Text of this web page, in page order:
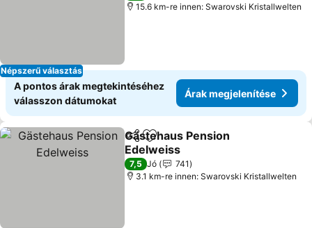
Népszerű választás
15.6 km-re innen: Swarovski Kristallwelten
A pontos árak megtekintéséhez
válasszon dátumokat
Árak megjelenítése
Megosztás
Hozzáadás a kedvencekhez
Gästehaus Pension
Edelweiss
7,5 Jó
741
3.1 km-re innen: Swarovski Kristallwelten